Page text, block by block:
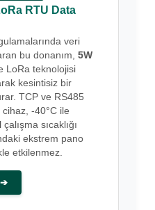
RTU Data
veri
bu donanım, 5W
LoRa teknolojisi
kesintisiz bir
TCP ve RS485
-40°C ile
sıcaklığı
ekstrem pano
etkilenmez.
➔